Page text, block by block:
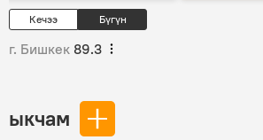
Кечээ Бүгүн
г. Бишкек 89.3
ыкчам